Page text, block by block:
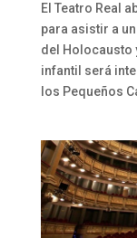
El Teatro Real
para asistir a
del Holocausto
infantil será
los Pequeños